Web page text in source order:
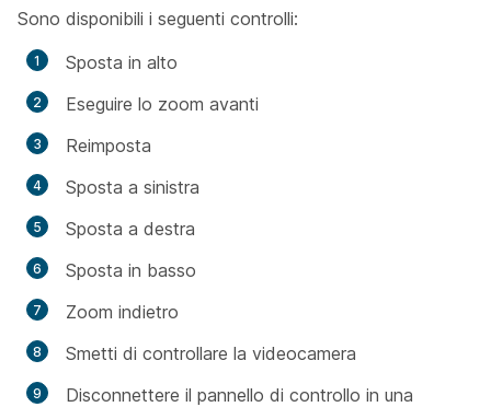
Sono disponibili i seguenti controlli:
Sposta in alto
Eseguire lo zoom avanti
Reimposta
Sposta a sinistra
Sposta a destra
Sposta in basso
Zoom indietro
Smetti di controllare la videocamera
Disconnettere il pannello di controllo in una